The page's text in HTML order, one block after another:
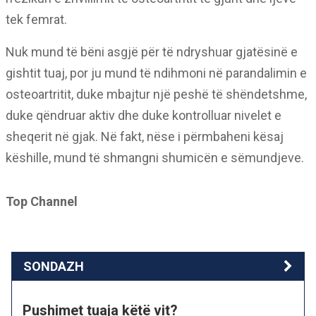
tek femrat.
Nuk mund të bëni asgjë për të ndryshuar gjatësinë e
gishtit tuaj, por ju mund të ndihmoni në parandalimin e
osteoartritit, duke mbajtur një peshë të shëndetshme,
duke qëndruar aktiv dhe duke kontrolluar nivelet e
sheqerit në gjak. Në fakt, nëse i përmbaheni kësaj
këshille, mund të shmangni shumicën e sëmundjeve.
Top Channel
SONDAZH
Pushimet tuaja këtë vit?